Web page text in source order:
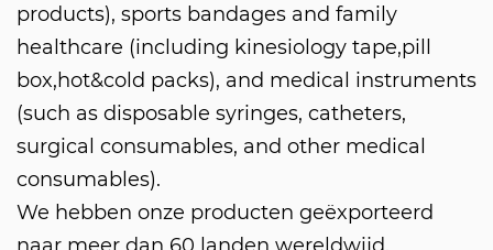
products), sports bandages and family
healthcare (including kinesiology tape,pill
box,hot&cold packs), and medical instruments
(such as disposable syringes, catheters,
surgical consumables, and other medical
consumables).
We hebben onze producten geëxporteerd
naar meer dan 60 landen wereldwijd,